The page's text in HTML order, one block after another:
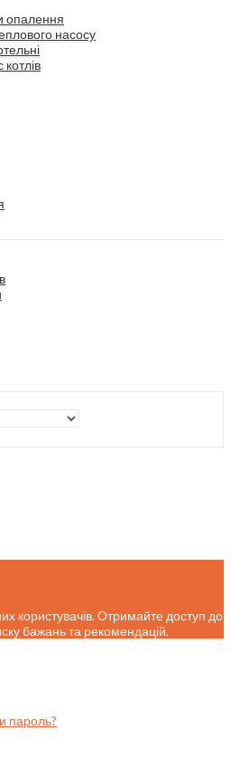
опалення
насосу
котлів
користувачів. Отримайте доступ до
бажань та рекомендацій.
пароль?